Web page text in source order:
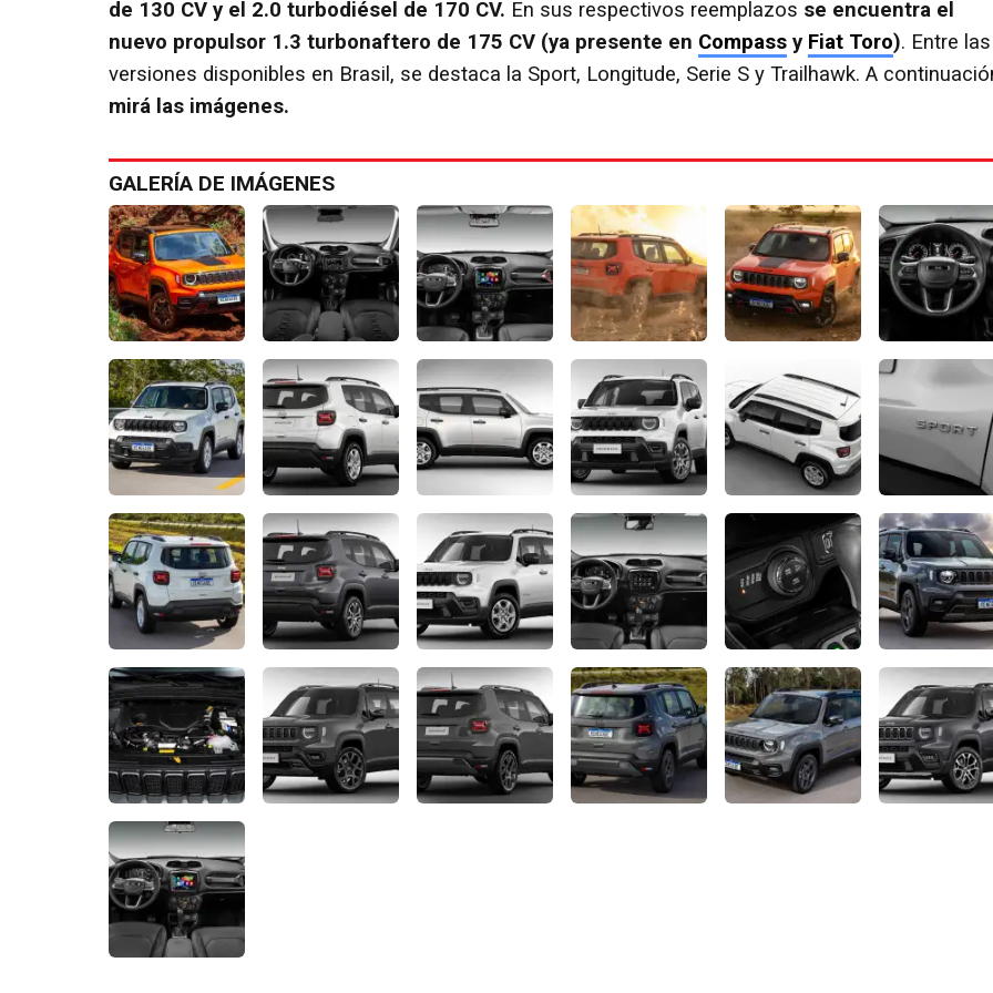
de 130 CV y el 2.0 turbodiésel de 170 CV. En sus respectivos reemplazos se encuentra el
nuevo propulsor 1.3 turbonaftero de 175 CV (ya presente en Compass y Fiat Toro). Entre las
versiones disponibles en Brasil, se destaca la Sport, Longitude, Serie S y Trailhawk. A
mirá las imágenes.
GALERÍA DE IMÁGENES